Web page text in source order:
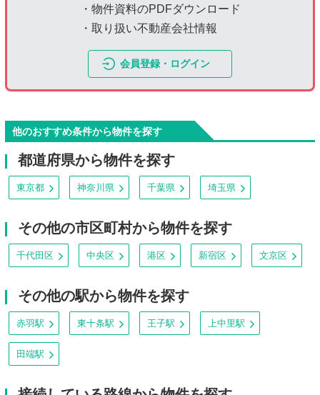
・物件資料のPDFダウンロード
・取り扱い不動産会社情報
会員登録・ログイン
他のおすすめ条件から物件を探す
都道府県から物件を探す
東京都 神奈川県 千葉県 埼玉県
その他の市区町村から物件を探す
千代田区 中央区 港区 新宿区 文京区
その他の駅から物件を探す
赤羽駅 東十条駅 王子駅 上中里駅
田端駅